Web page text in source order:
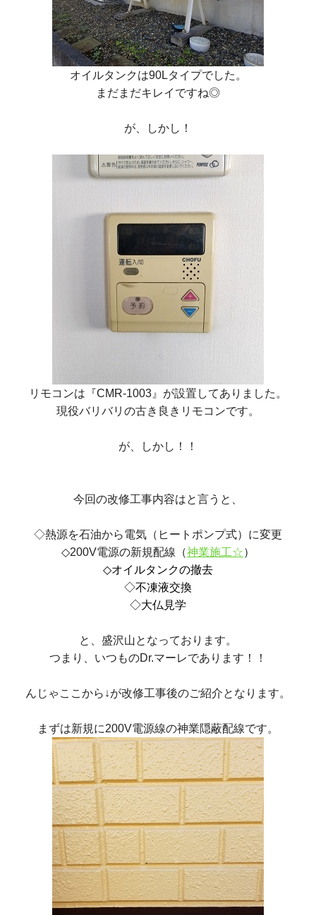
オイルタンクは90Lタイプでした。
まだまだキレイですね◎
が、しかし！
リモコンは『CMR-1003』が設置してありました。
現役バリバリの古き良きリモコンです。
が、しかし！！
今回の改修工事内容はと言うと、
◇熱源を石油から電気（ヒートポンプ式）に変更
◇200V電源の新規配線（神業施工☆）
◇オイルタンクの撤去
◇不凍液交換
◇大仏見学
と、盛沢山となっております。
つまり、いつものDr.マーレであります！！
んじゃここから↓が改修工事後のご紹介となります。
まずは新規に200V電源線の神業隠蔽配線です。